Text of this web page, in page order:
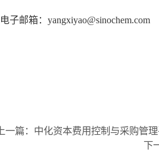
电子邮箱： yangxiyao@sinochem.com
上一篇：中化资本费用控制与采购管
下